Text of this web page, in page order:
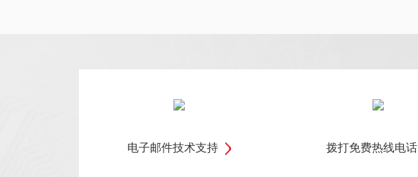
电子邮件技术支持 拨打免费热线电话